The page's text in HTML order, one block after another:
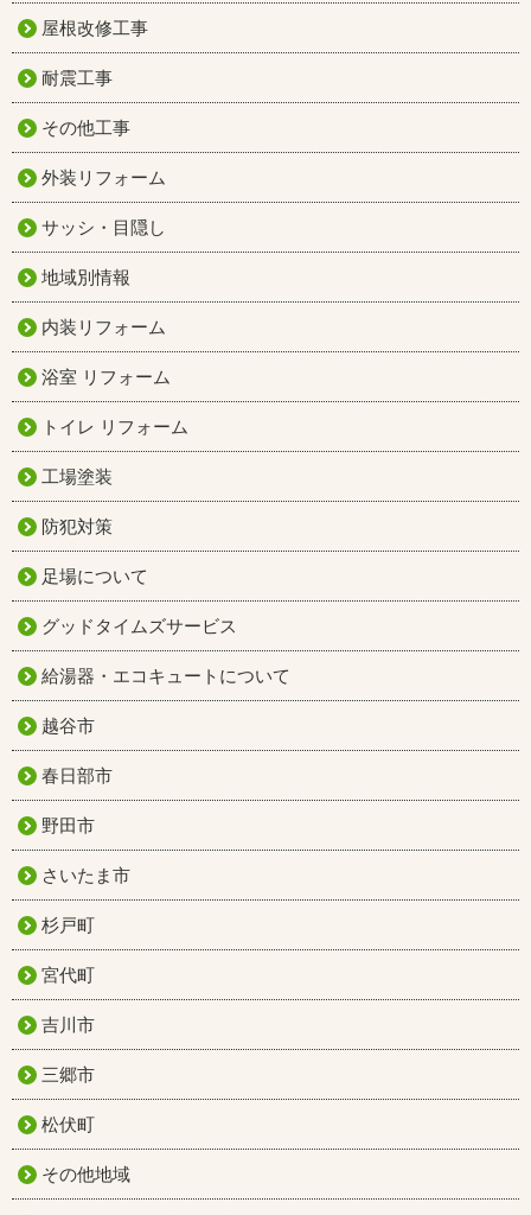
屋根改修工事
耐震工事
その他工事
外装リフォーム
サッシ・目隠し
地域別情報
内装リフォーム
浴室 リフォーム
トイレ リフォーム
工場塗装
防犯対策
足場について
グッドタイムズサービス
給湯器・エコキュートについて
越谷市
春日部市
野田市
さいたま市
杉戸町
宮代町
吉川市
三郷市
松伏町
その他地域